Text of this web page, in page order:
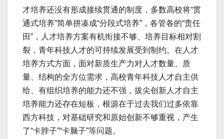
才培养还没有形成接续贯通的制度，多数高校将“贯
通式培养”简单拼凑成“分段式培养”，各管各的“责任
田”，人才培养方案有机衔接不够、培养目标相对割
裂，青年科技人才的可持续发展受到制约。在人才
培养方式方面，面对新质生产力对人才数量、质
量、结构的全方位需求，高校青年科技人才自主供
给、有组织培养的能力还不强，拔尖创新人才自主
培养能力还存在短板，根源在于过去我们过多依靠
西方科技，对基础研究和原始创新不够重视，产生
了“卡脖子”“卡脑子”等问题。